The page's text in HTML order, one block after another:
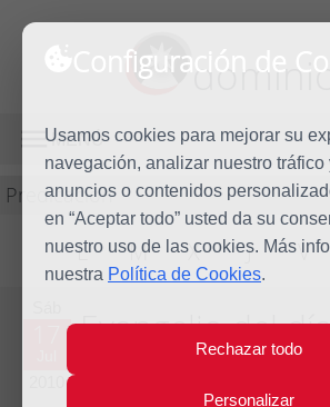
Configuración de
Usamos cookies para mejorar su
navegación, analizar nuestro tráfico
anuncios o contenidos
en “Aceptar todo” usted da su
nuestro uso de las cookies. Más
nuestra Política de Cookies.
Rechazar todo
Personalizar
MENÚ
Predicación
L M X J V
Evangelio del
Decimoquinta semana del Tiempo